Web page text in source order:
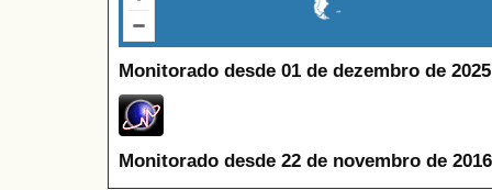
Monitorado desde 01 de dezembro de
Monitorado desde 22 de novembro de